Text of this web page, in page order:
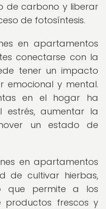
de carbono y liberar
de fotosíntesis.
en apartamentos
conectarse con la
tener un impacto
emocional y mental.
en el hogar ha
estrés, aumentar la
un estado de
en apartamentos
de cultivar hierbas,
que permite a los
productos frescos y